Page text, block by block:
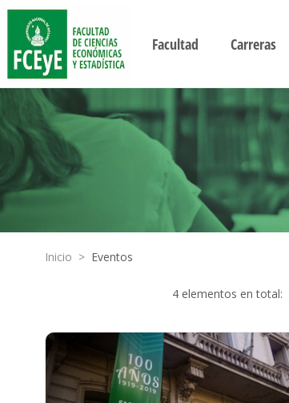
Facultad Carreras
Inicio > Eventos
4 elementos en total: